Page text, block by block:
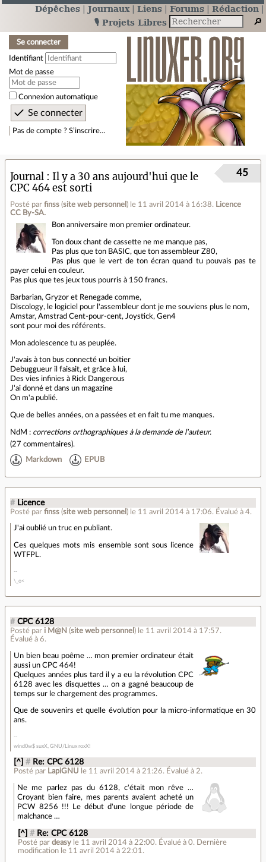
Dépêches Journaux Liens Forums
Rédaction
🎙️ Projets Libres
Se connecter
Identifiant
Mot de passe
Connexion automatique
Pas de compte ? S’inscrire…
Journal
Il y a 30 ans aujourd'hui que le
CPC 464 est sorti
Posté par finss (site web personnel ) le 11 avril 2014 à 16:38. Licence
CC By‑SA.
45
Bon anniversaire mon premier ordinateur.
Ton doux chant de cassette ne me manque pas,
Pas plus que ton BASIC, que ton assembleur Z80,
Pas plus que le vert de ton écran quand tu pouvais pas te
payer celui en couleur.
Pas plus que tes jeux tous pourris à 150 francs.
Barbarian, Gryzor et Renegade comme,
Discology, le logiciel pour l'assembleur dont je me souviens plus le nom,
Amstar, Amstrad Cent-pour-cent, Joystick, Gen4
sont pour moi des référents.
Mon adolescence tu as peuplée.
J'avais à ton bus connecté un boitier
Debuggueur il faisait, et grâce à lui,
Des vies infinies à Rick Dangerous
J'ai donné et dans un magazine
On m'a publié.
Que de belles années, on a passées et en fait tu me manques.
NdM : corrections orthographiques à la demande de l'auteur.
(27 commentaires).
Markdown EPUB
# Licence
Posté par finss (site web personnel ) le 11 avril 2014 à 17:06. Évalué à 4.
J'ai oublié un truc en publiant.
Ces quelques mots mis ensemble sont sous licence
WTFPL.
\_o<
# CPC 6128
Posté par i M@N (site web personnel ) le 11 avril 2014 à 17:57.
Évalué à 6.
Un bien beau poême … mon premier ordinateur était
aussi un CPC 464!
Quelques années plus tard il y a eu la révolution CPC
6128 avec les disquettes … on a gagné beaucoup de
temps sur le chargement des programmes.
Que de souvenirs et quelle évolution pour la micro-informatique en 30
ans.
wind0w$ suxX, GNU/Linux roxX!
[^] # Re: CPC 6128
Posté par LapiGNU le 11 avril 2014 à 21:26. Évalué à 2.
Ne me parlez pas du 6128, c'était mon rêve …
Croyant bien faire, mes parents avaient acheté un
PCW 8256 !!! Le début d'une longue période de
malchance …
[^] # Re: CPC 6128
Posté par deasy le 11 avril 2014 à 22:00. Évalué à 0. Dernière
modification le 11 avril 2014 à 22:01.